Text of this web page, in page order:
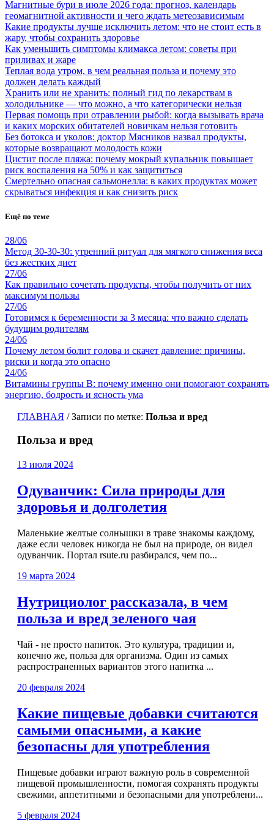
Магнитные бури в июле 2026 года: прогноз, календарь
геомагнитной активности и чего ждать метеозависимым
Какие продукты лучше исключить летом: что не стоит есть в
жару, чтобы сохранить здоровье
Как уменьшить симптомы климакса летом: советы при
приливах и жаре
Теплая вода утром, в чем реальная польза и почему это
должен делать каждый
Хранить или не хранить: полный гид по лекарствам в
холодильнике — что можно, а что категорически нельзя
Первая помощь при отравлении рыбой: когда вызывать врача
и каких морских обитателей новичкам нельзя готовить
Без ботокса и уколов: доктор Мясников назвал продукты,
которые возвращают молодость кожи
Цистит после пляжа: почему мокрый купальник повышает
риск воспаления на 50% и как защититься
Смертельно опасная сальмонелла: в каких продуктах может
скрываться инфекция и как снизить риск
Ещё по теме
28/06
Метод 30-30-30: утренний ритуал для мягкого снижения веса
без жестких диет
27/06
Как правильно сочетать продукты, чтобы получить от них
максимум пользы
27/06
Готовимся к беременности за 3 месяца: что важно сделать
будущим родителям
24/06
Почему летом болит голова и скачет давление: причины,
риски и когда это опасно
24/06
Витамины группы B: почему именно они помогают сохранять
энергию, бодрость и ясность ума
ГЛАВНАЯ /Записи по метке: Польза и вред
Польза и вред
13 июля 2024
Одуванчик: Сила природы для
здоровья и долголетия
Маленькие желтые солнышки в траве знакомы каждому,
даже если человек никогда не был на природе, он видел
одуванчик. Портал rsute.ru разбирался, чем по...
19 марта 2024
Нутрициолог рассказала, в чем
польза и вред зеленого чая
Чай - не просто напиток. Это культура, традиции и,
конечно же, польза для организма. Один из самых
распространенных вариантов этого напитка ...
20 февраля 2024
Какие пищевые добавки считаются
самыми опасными, а какие
безопасны для употребления
Пищевые добавки играют важную роль в современной
пищевой промышленности, помогая сохранять продукты
свежими, аппетитными и безопасными для употреблени...
5 февраля 2024